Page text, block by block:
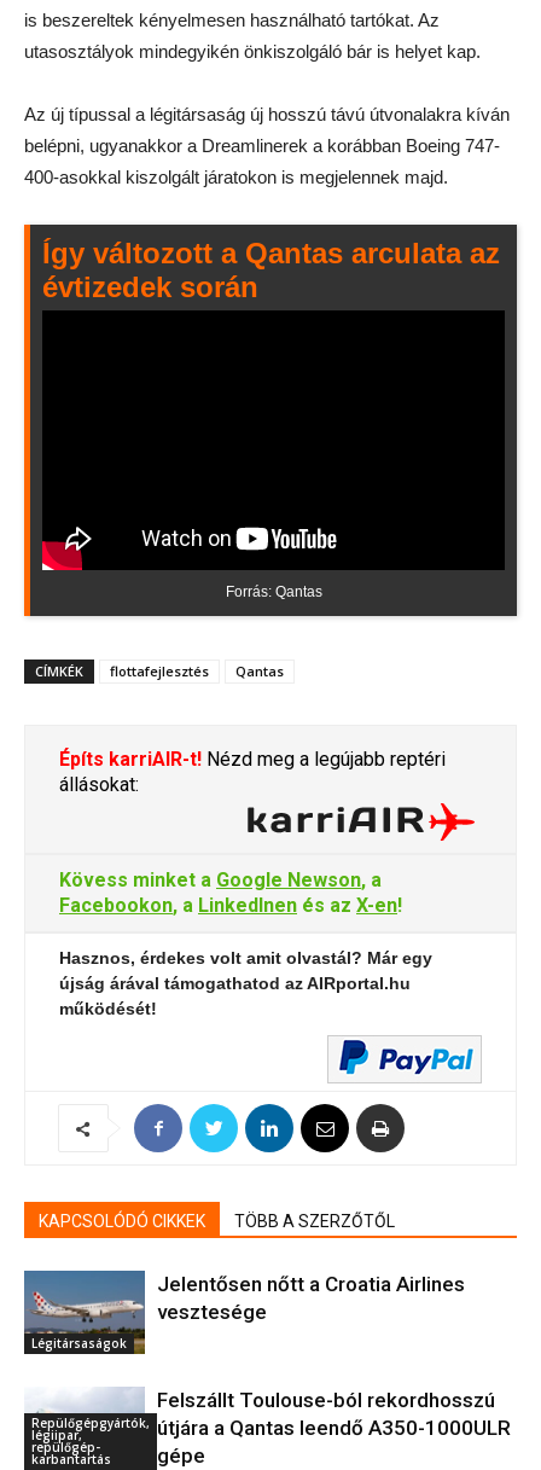
is beszereltek kényelmesen használható tartókat. Az
utasosztályok mindegyikén önkiszolgáló bár is helyet kap.
Az új típussal a légitársaság új hosszú távú útvonalakra kíván
belépni, ugyanakkor a Dreamlinerek a korábban Boeing 747-
400-asokkal kiszolgált járatokon is megjelennek majd.
Így változott a Qantas arculata az
évtizedek során
Forrás: Qantas
CÍMKÉK flottafejlesztés Qantas
Építs karriAIR-t! Nézd meg a legújabb reptéri
állásokat:
Kövess minket a Google Newson, a
Facebookon, a LinkedInen és az X-en!
Hasznos, érdekes volt amit olvastál? Már egy
újság árával támogathatod az AIRportal.hu
működését!
KAPCSOLÓDÓ CIKKEK TÖBB A SZERZŐTŐL
Légitársaságok
Jelentősen nőtt a Croatia Airlines
vesztesége
Repülőgépgyártók,
légiipar,
repülőgép-
karbantartás
Felszállt Toulouse-ból rekordhosszú
útjára a Qantas leendő A350-1000ULR
gépe